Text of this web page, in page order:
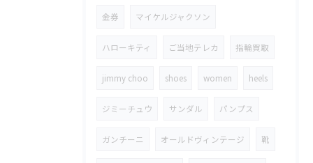
金券 マイケルジャクソン
ハローキティ ご当地テレカ 指輪買取
jimmy choo shoes women heels
ジミーチュウ サンダル パンプス
ガンチーニ オールドヴィンテージ 靴